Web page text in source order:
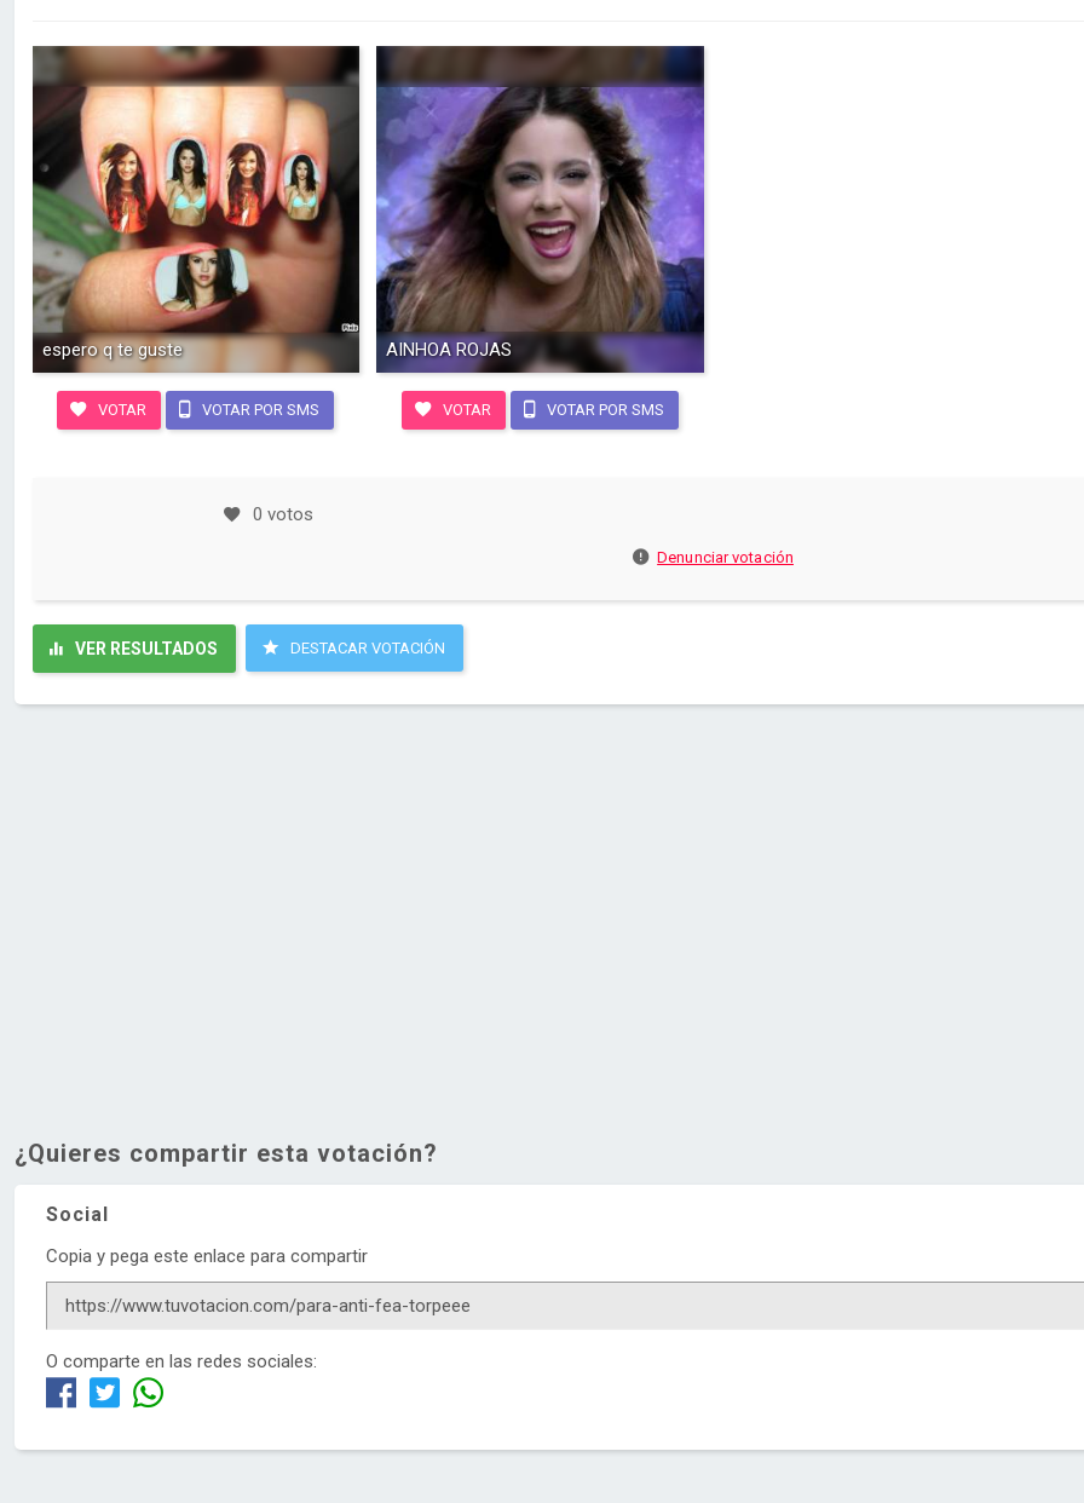
espero q te guste
VOTAR VOTAR POR SMS
AINHOA ROJAS
VOTAR VOTAR POR SMS
0 votos
Denunciar votación
VER RESULTADOS DESTACAR VOTACIÓN
¿Quieres compartir esta votación?
Social
Copia y pega este enlace para compartir
O comparte en las redes sociales: